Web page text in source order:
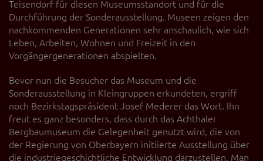
Teisendorf für diesen Museumsstandort und für die
Durchführung der Sonderausstellung. Museen zeigen den
nachkommenden Generationen sehr anschaulich, wie sich
Leben, Arbeiten, Wohnen und Freizeit in den
Vorgängergenerationen abspielten.
Bevor nun die Besucher das Museum und die
Sonderausstellung in Kleingruppen erkundeten, ergriff
noch Bezirkstagspräsident Josef Mederer das Wort. Ihn
freut es ganz besonders, dass durch das Achthaler
Bergbaumuseum die Gelegenheit genutzt wird, die von
der Regierung von Oberbayern initiierte Ausstellung über
die industriegeschichtliche Entwicklung darzustellen. Man